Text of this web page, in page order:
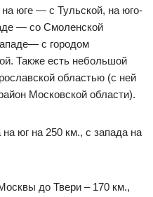
юге — с Тульской, на юго-
— со Смоленской
с городом
Также есть небольшой
областью (с ней
Московской области).
юг на 250 км., с запада на
до Твери – 170 км.,